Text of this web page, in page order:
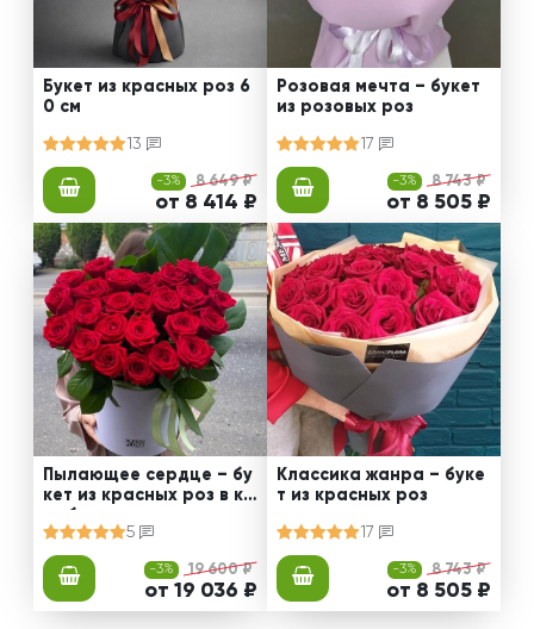
Букет из красных роз 6
0 см
13
-3% 8 649 ₽
от 8 414 ₽
Розовая мечта – букет
из розовых роз
17
-3% 8 743 ₽
от 8 505 ₽
Пылающее сердце – бу
кет из красных роз в ко
робке
5
-3% 19 600 ₽
от 19 036 ₽
Классика жанра – буке
т из красных роз
17
-3% 8 743 ₽
от 8 505 ₽